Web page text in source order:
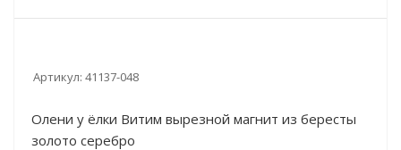
Артикул: 41137-048
Олени у ёлки Витим вырезной магнит из бересты
золото серебро